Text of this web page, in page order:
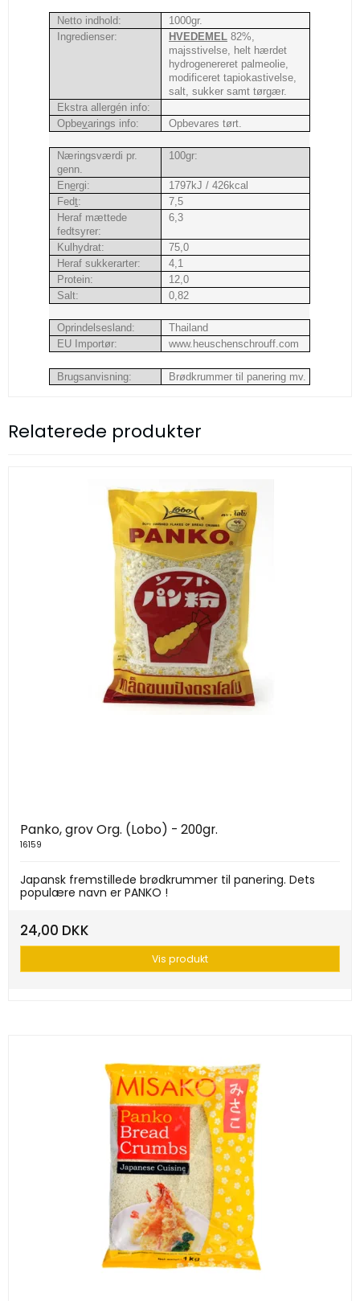
Netto indhold:
1000gr.
Ingredienser:
HVEDEMEL 82%,
majsstivelse, helt hærdet
hydrogenereret palmeolie,
modificeret tapiokastivelse,
salt, sukker samt tørgær.
Ekstra allergén info:
Opbevarings info: Opbevares tørt.
Næringsværdi pr.
genn.
100gr:
Energi:
1797kJ / 426kcal
Fedt:
7,5
Heraf mættede
fedtsyrer:
6,3
Kulhydrat:
75,0
Heraf sukkerarter:
4,1
Protein:
12,0
Salt:
0,82
Oprindelsesland:
Thailand
EU Importør:
www.heuschenschrouff.com
Brugsanvisning: Brødkrummer til panering mv.
Relaterede produkter
Panko, grov Org. (Lobo) - 200gr.
16159
Japansk fremstillede brødkrummer til panering. Dets
populære navn er PANKO !
24,00 DKK
Vis produkt